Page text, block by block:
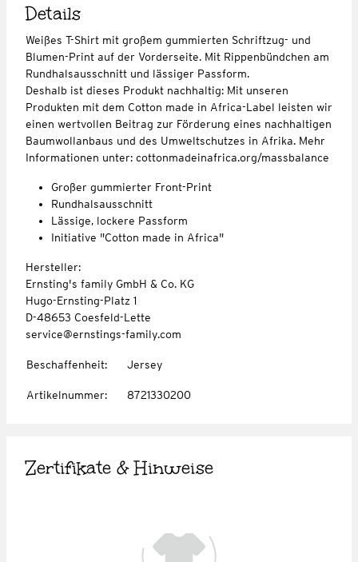
Details
Weißes T-Shirt mit großem gummierten Schriftzug- und
Blumen-Print auf der Vorderseite. Mit Rippenbündchen am
Rundhalsausschnitt und lässiger Passform.
Deshalb ist dieses Produkt nachhaltig: Mit unseren
Produkten mit dem Cotton made in Africa-Label leisten wir
einen wertvollen Beitrag zur Förderung eines nachhaltigen
Baumwollanbaus und des Umweltschutzes in Afrika. Mehr
Informationen unter: cottonmadeinafrica.org/massbalance
Großer gummierter Front-Print
Rundhalsausschnitt
Lässige, lockere Passform
Initiative "Cotton made in Africa"
Hersteller:
Ernsting's family GmbH & Co. KG
Hugo-Ernsting-Platz 1
D-48653 Coesfeld-Lette
service@ernstings-family.com
Beschaffenheit: Jersey
Artikelnummer: 8721330200
Zertifikate & Hinweise